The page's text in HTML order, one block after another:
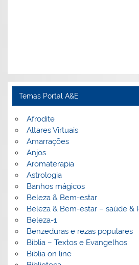
Temas Portal A&E
Afrodite
Altares Virtuais
Amarrações
Anjos
Aromaterapia
Astrologia
Banhos mágicos
Beleza & Bem-estar
Beleza & Bem-estar – saúde &
Beleza-1
Benzeduras e rezas populares
Bíblia – Textos e Evangelhos
Biblia on line